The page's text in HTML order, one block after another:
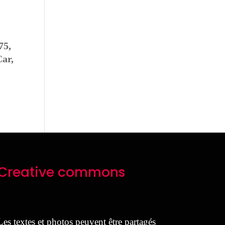
commons
textes et photos peuvent être partagés